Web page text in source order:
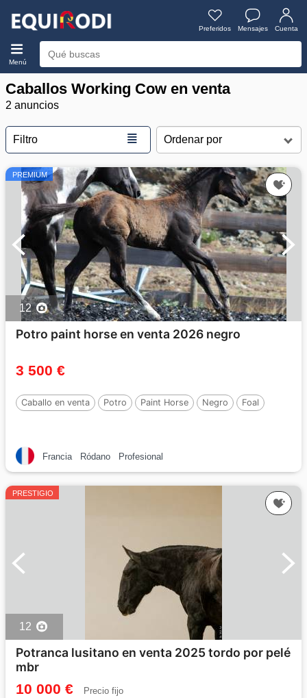
Preferidos Mensajes Cuenta
Menú
Caballos Working Cow en venta
2 anuncios
Filtro ≣
PREMIUM
12
Potro paint horse en venta 2026 negro
3 500 €
Caballo en venta Potro Paint Horse Negro Foal
Francia Ródano Profesional
PRESTIGIO
12
Potranca lusitano en venta 2025 tordo por pelé
mbr
10 000 € Precio fijo